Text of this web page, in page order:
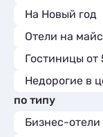
На Новый год
Отели на
Гостиницы от
Недорогие в
по типу
Бизнес-отели